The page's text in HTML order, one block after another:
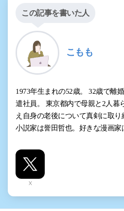
この記事を書いた人
こもも
1973年生まれの52歳。 32歳で離
遣社員。 東京都内で母親と2人暮
え自身の老後について真剣に取
小説家は誉田哲也。好きな漫画家
X